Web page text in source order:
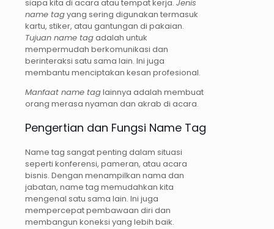
siapa kita di acara atau tempat kerja. Jenis
name tagyang sering digunakan termasuk
kartu, stiker, atau gantungan di pakaian.
Tujuan name tagadalah untuk
mempermudah berkomunikasi dan
berinteraksi satu sama lain. Ini juga
membantu menciptakan kesan profesional.
Manfaat name taglainnya adalah membuat
orang merasa nyaman dan akrab di acara.
Pengertian dan Fungsi Name Tag
Name tag sangat penting dalam situasi
seperti konferensi, pameran, atau acara
bisnis. Dengan menampilkan nama dan
jabatan, name tag memudahkan kita
mengenal satu sama lain. Ini juga
mempercepat pembawaan diri dan
membangun koneksi yang lebih baik.